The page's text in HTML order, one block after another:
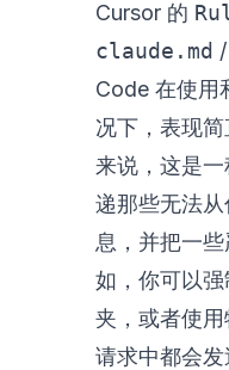
Cursor 的
claude.md /
Code 在使用
况下，表现
来说，这是
递那些无法
息，并把一
如，你可以
夹，或者使
请求中都会发